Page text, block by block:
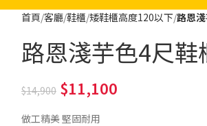
首頁 客廳 鞋櫃 矮鞋櫃高度120以下 路恩
路恩淺芋色4尺
14,900 11,100
做工精美 堅固耐用